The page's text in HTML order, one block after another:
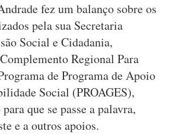
fez um balanço sobre os
pela sua Secretaria
Social e Cidadania,
Regional Para
de Programa de Apoio
Social (PROAGES),
que se passe a palavra,
e a outros apoios.